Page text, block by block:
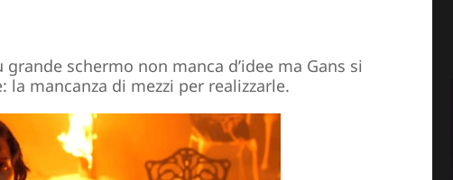
schermo non manca d’idee ma Gans si
mancanza di mezzi per realizzarle.